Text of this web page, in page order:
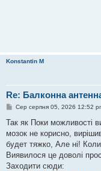
Konstantin M
Re: Балконна
П
в
д
о
м
л
е
Сер серпня 05, 2026 12:52
Так як Поки можливості
мозок не корисно,
будет тяжко, Але ні!
Виявилося це доволі
Заходити сюди: